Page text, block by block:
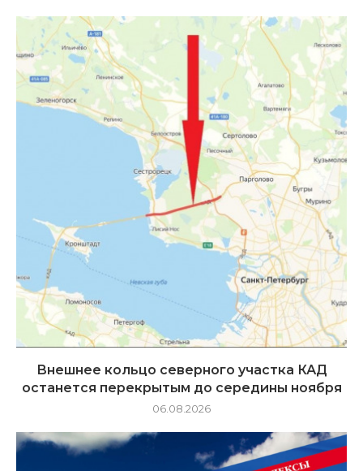
Внешнее кольцо северного участка КАД
останется перекрытым до середины ноября
06.08.2026